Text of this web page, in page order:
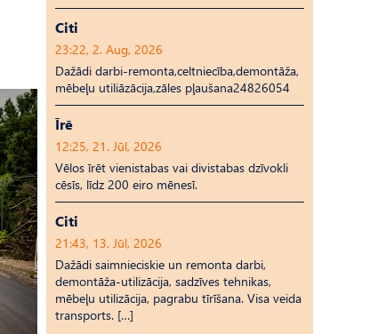
Citi
23:22, 2. Aug, 2026
Dažādi darbi-remonta,celtniecība,demontāža,
mēbeļu utiliāzācija,zāles pļaušana24826054
Īrē
12:25, 21. Jūl, 2026
Vēlos īrēt vienistabas vai divistabas dzīvokli
cēsīs, līdz 200 eiro mēnesī.
Citi
21:43, 13. Jūl, 2026
Dažādi saimnieciskie un remonta darbi,
demontāža-utilizācija, sadzīves tehnikas,
mēbeļu utilizācija, pagrabu tīrīšana. Visa veida
transports. […]